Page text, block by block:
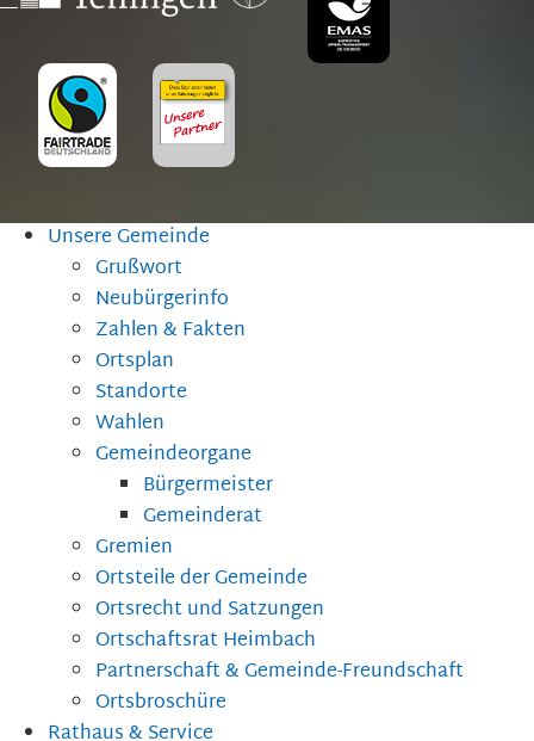
Unsere Gemeinde
Grußwort
Neubürgerinfo
Zahlen & Fakten
Ortsplan
Standorte
Wahlen
Gemeindeorgane
Bürgermeister
Gemeinderat
Gremien
Ortsteile der Gemeinde
Ortsrecht und Satzungen
Ortschaftsrat Heimbach
Partnerschaft & Gemeinde-Freundschaft
Ortsbroschüre